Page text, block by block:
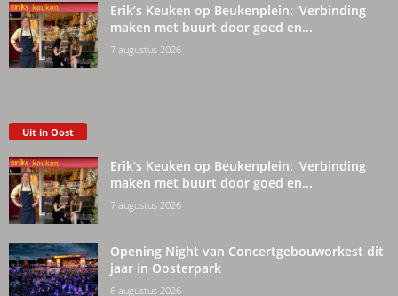
Erik’s Keuken op Beukenplein: ‘Verbinding
maken met buurt door goed en...
7 augustus 2026
Uit in Oost
Erik’s Keuken op Beukenplein: ‘Verbinding
maken met buurt door goed en...
7 augustus 2026
Opening Night van Concertgebouworkest dit
jaar in Oosterpark
6 augustus 2026